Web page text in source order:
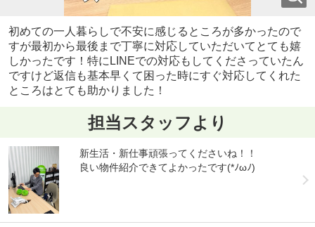
初めての一人暮らしで不安に感じるところが多かったので
すが最初から最後まで丁寧に対応していただいてとても嬉
しかったです！特にLINEでの対応もしてくださっていたん
ですけど返信も基本早くて困った時にすぐ対応してくれた
ところはとても助かりました！
担当スタッフより
新生活・新仕事頑張ってくださいね！！
良い物件紹介できてよかったです(*ﾉωﾉ)